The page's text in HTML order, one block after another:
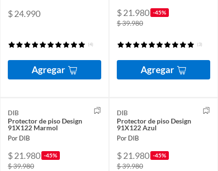
$ 24.990
(4)
Agregar
$ 21.980 -45%
$ 39.980
(3)
Agregar
DIB
Protector de piso Design
91X122 Marmol
Por DIB
$ 21.980 -45%
$ 39.980
DIB
Protector de piso Design
91X122 Azul
Por DIB
$ 21.980 -45%
$ 39.980